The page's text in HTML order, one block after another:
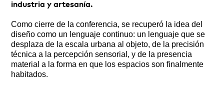
industria y artesanía.
Como cierre de la conferencia, se recuperó la idea del
diseño como un lenguaje continuo: un lenguaje que se
desplaza de la escala urbana al objeto, de la precisión
técnica a la percepción sensorial, y de la presencia
material a la forma en que los espacios son finalmente
habitados.